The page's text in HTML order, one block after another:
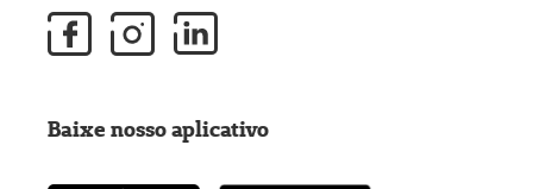
Baixe nosso aplicativo